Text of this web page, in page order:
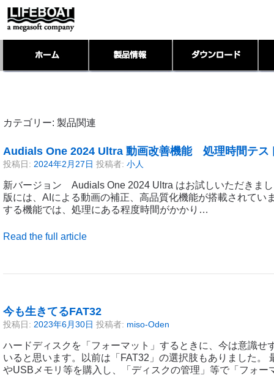
カテゴリー: 製品関連
Audials One 2024 Ultra 動画改善機能 処理時間テス
投稿日: 2024年2月27日 投稿者: 小人
新バージョン Audials One 2024 Ultra はお試しいただきま
版には、AIによる動画の補正、高品質化機能が搭載されて
する機能では、処理にある程度時間がかかり…
Read the full article
今も生きてるFAT32
投稿日: 2023年6月30日 投稿者: miso-Oden
ハードディスクを「フォーマット」するときに、今は意識せ
いると思います。以前は「FAT32」の選択肢もありました。
やUSBメモリ等を購入し、「ディスクの管理」等で「フォ